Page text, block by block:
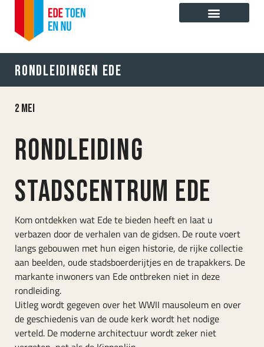
Rondleidingen Ede
2 mei
Rondleiding
stadscentrum Ede
Kom ontdekken wat Ede te bieden heeft en laat u
verbazen door de verhalen van de gidsen. De route voert
langs gebouwen met hun eigen historie, de rijke collectie
aan beelden, oude stadsboerderijtjes en de trapakkers. De
markante inwoners van Ede ontbreken niet in deze
rondleiding.
Uitleg wordt gegeven over het WWII mausoleum en over
de geschiedenis van de oude kerk wordt het nodige
verteld. De moderne architectuur wordt zeker niet